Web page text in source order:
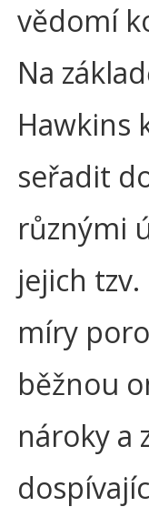
vědomí
Na
Hawkins
seřadit
různými
jejich
míry
běžnou
nároky a